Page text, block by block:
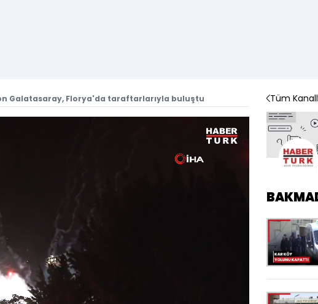
Galatasaray, Florya'da taraftarlarıyla buluştu Tüm